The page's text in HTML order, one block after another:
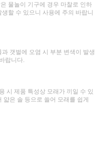
물놀이 기구에 경우 마찰로 인하
할 수 있으니 사용에 주의 바랍니
갯벌에 오염 시 부분 변색이 발생
랍니다.
시 제품 특성상 모래가 끼일 수 있
은 솔 등으로 쓸어 모래를 쉽게